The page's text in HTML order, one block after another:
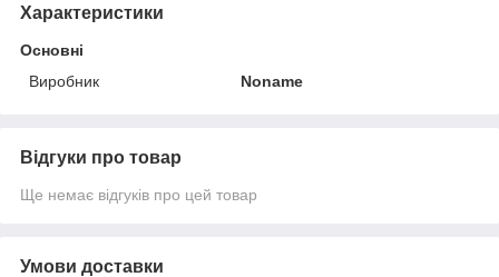
Характеристики
Основні
Виробник
Noname
Відгуки про товар
Ще немає відгуків про цей товар
Умови доставки